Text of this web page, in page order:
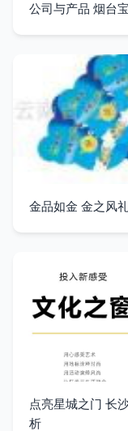
公司与产品 烟台
金品如金 金之风
点亮星城之门 长
析